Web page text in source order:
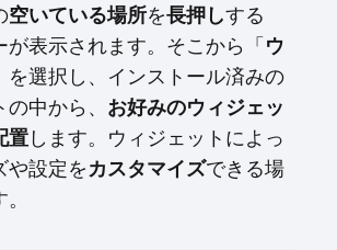
空いている場所を長押しする
が表示されます。そこから「ウ
を選択し、インストール済みの
中から、 お好みのウィジェッ
置します。ウィジェットによっ
や設定をカスタマイズできる場